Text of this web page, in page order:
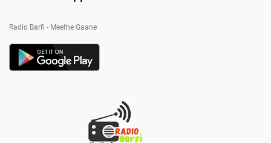
Radio Barfi - Meethe Gaane